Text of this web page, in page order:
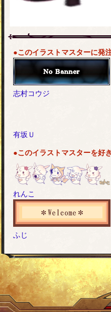
●このイラストマスターに発
志村コウジ
有坂Ｕ
●このイラストマスターを好
れんこ
ふじ